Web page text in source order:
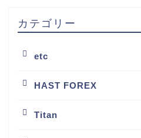
カテゴリー
etc
HAST FOREX
Titan